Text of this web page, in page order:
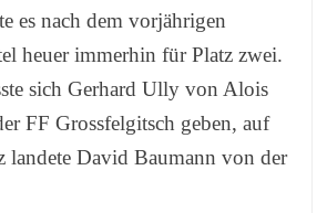
es nach dem vorjährigen
heuer immerhin für Platz zwei.
sich Gerhard Ully von Alois
FF Grossfelgitsch geben, auf
landete David Baumann von der